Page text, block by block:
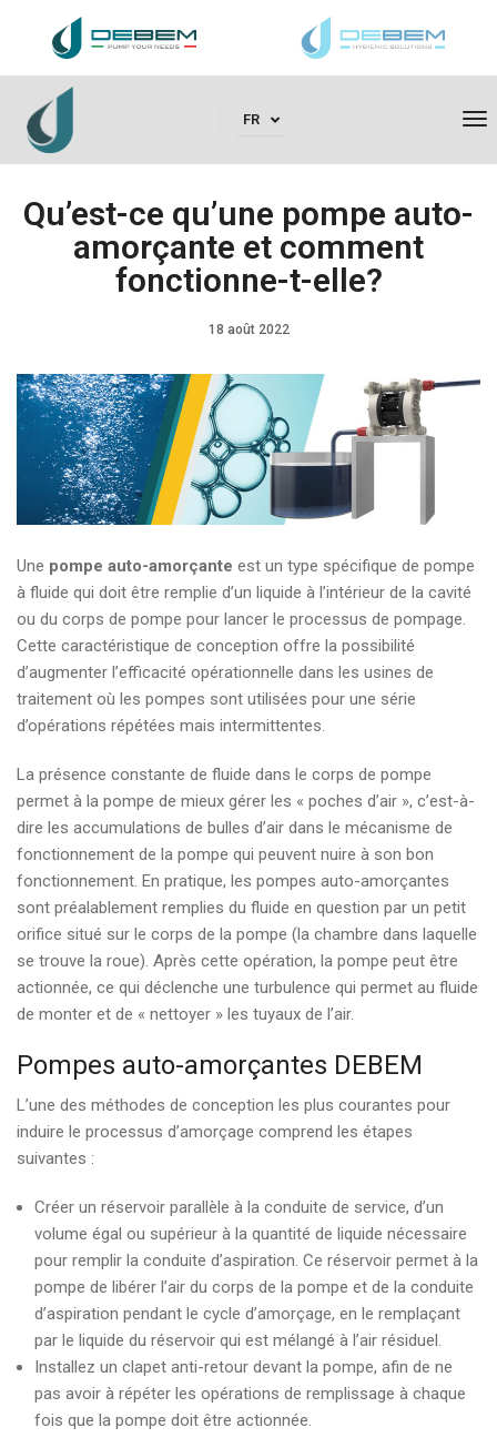
FR
Qu’est-ce qu’une pompe auto-
amorçante et comment
fonctionne-t-elle?
18 août 2022
Une pompe auto-amorçante est un type spécifique de pompe
à fluide qui doit être remplie d’un liquide à l’intérieur de la cavité
ou du corps de pompe pour lancer le processus de pompage.
Cette caractéristique de conception offre la possibilité
d’augmenter l’efficacité opérationnelle dans les usines de
traitement où les pompes sont utilisées pour une série
d’opérations répétées mais intermittentes.
La présence constante de fluide dans le corps de pompe
permet à la pompe de mieux gérer les « poches d’air », c’est-à-
dire les accumulations de bulles d’air dans le mécanisme de
fonctionnement de la pompe qui peuvent nuire à son bon
fonctionnement. En pratique, les pompes auto-amorçantes
sont préalablement remplies du fluide en question par un petit
orifice situé sur le corps de la pompe (la chambre dans laquelle
se trouve la roue). Après cette opération, la pompe peut être
actionnée, ce qui déclenche une turbulence qui permet au fluide
de monter et de « nettoyer » les tuyaux de l’air.
Pompes auto-amorçantes DEBEM
L’une des méthodes de conception les plus courantes pour
induire le processus d’amorçage comprend les étapes
suivantes :
Créer un réservoir parallèle à la conduite de service, d’un
volume égal ou supérieur à la quantité de liquide nécessaire
pour remplir la conduite d’aspiration. Ce réservoir permet à la
pompe de libérer l’air du corps de la pompe et de la conduite
d’aspiration pendant le cycle d’amorçage, en le remplaçant
par le liquide du réservoir qui est mélangé à l’air résiduel.
Installez un clapet anti-retour devant la pompe, afin de ne
pas avoir à répéter les opérations de remplissage à chaque
fois que la pompe doit être actionnée.